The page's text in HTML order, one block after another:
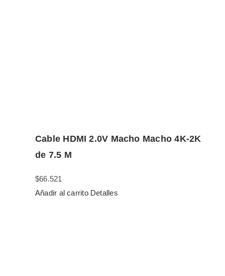
Cable HDMI 2.0V Macho Macho 4K-2K
de 7.5 M
$66.521
Añadir al carrito Detalles